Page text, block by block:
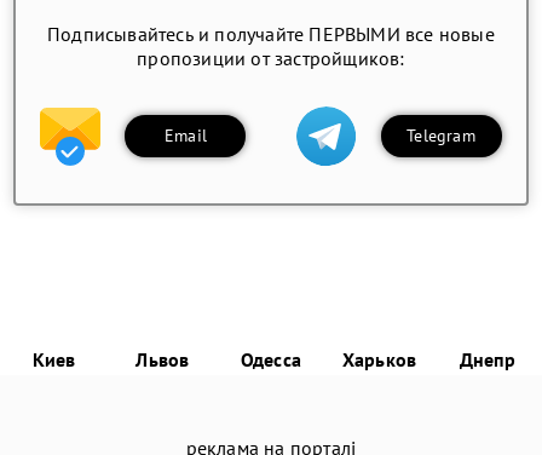
Подписывайтесь и получайте ПЕРВЫМИ все новые
пропозиции от застройщиков:
Email Telegram
Киев Львов Одесса Харьков Днепр
реклама на порталі